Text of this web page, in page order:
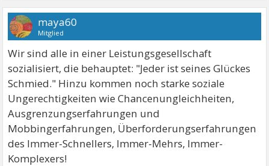
maya60
Mitglied
Wir sind alle in einer Leistungsgesellschaft
sozialisiert, die behauptet: "Jeder ist seines Glückes
Schmied." Hinzu kommen noch starke soziale
Ungerechtigkeiten wie Chancenungleichheiten,
Ausgrenzungserfahrungen und
Mobbingerfahrungen, Überforderungserfahrungen
des Immer-Schnellers, Immer-Mehrs, Immer-
Komplexers!